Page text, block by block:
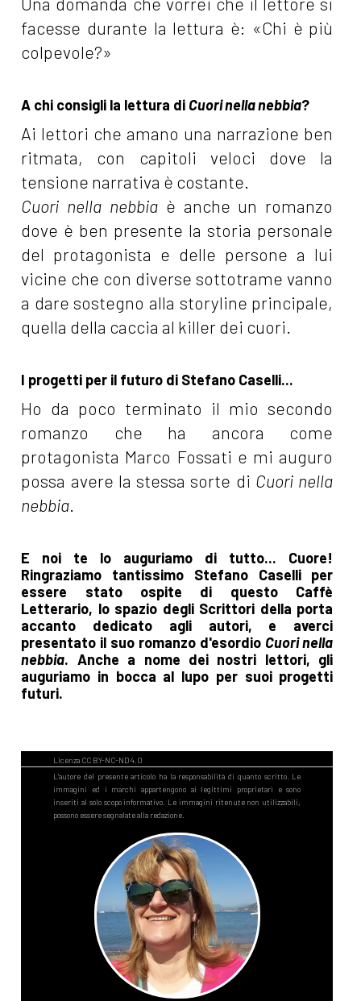
facesse durante la lettura è: «Chi è più
colpevole?»
A chi consigli la lettura di Cuori nella nebbia?
Ai lettori che amano una narrazione ben
ritmata, con capitoli veloci dove la
tensione narrativa è costante.
Cuori nella nebbiaè anche un romanzo
dove è ben presente la storia personale
del protagonista e delle persone a lui
vicine che con diverse sottotrame vanno
a dare sostegno alla storyline principale,
quella della caccia al killer dei cuori.
I progetti per il futuro di Stefano Caselli...
Ho da poco terminato il mio secondo
romanzo che ha ancora come
protagonista Marco Fossati e mi auguro
possa avere la stessa sorte di Cuori nella
nebbia
E noi te lo auguriamo di tutto... Cuore!
Ringraziamo tantissimo Stefano Caselli per
essere stato ospite di questo Caffè
Letterario, lo spazio degli Scrittori della porta
accanto dedicato agli autori, e averci
presentato il suo romanzo d'esordio Cuori nella
nebbia. Anche a nome dei nostri lettori, gli
auguriamo in bocca al lupo per suoi progetti
futuri.